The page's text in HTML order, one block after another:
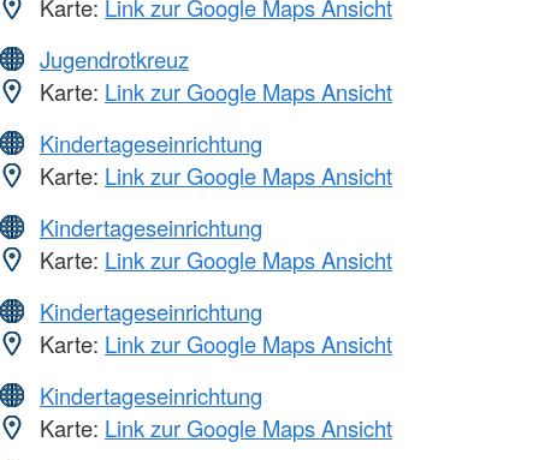
Karte: Link zur Google Maps Ansicht
Jugendrotkreuz
Karte: Link zur Google Maps Ansicht
Kindertageseinrichtung
Karte: Link zur Google Maps Ansicht
Kindertageseinrichtung
Karte: Link zur Google Maps Ansicht
Kindertageseinrichtung
Karte: Link zur Google Maps Ansicht
Kindertageseinrichtung
Karte: Link zur Google Maps Ansicht